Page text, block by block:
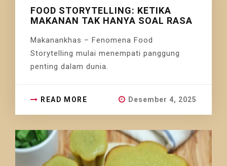
FOOD STORYTELLING: KETIKA
MAKANAN TAK HANYA SOAL RASA
Makanankhas – Fenomena Food
Storytelling mulai menempati panggung
penting dalam dunia.
READ MORE Desember 4, 2025